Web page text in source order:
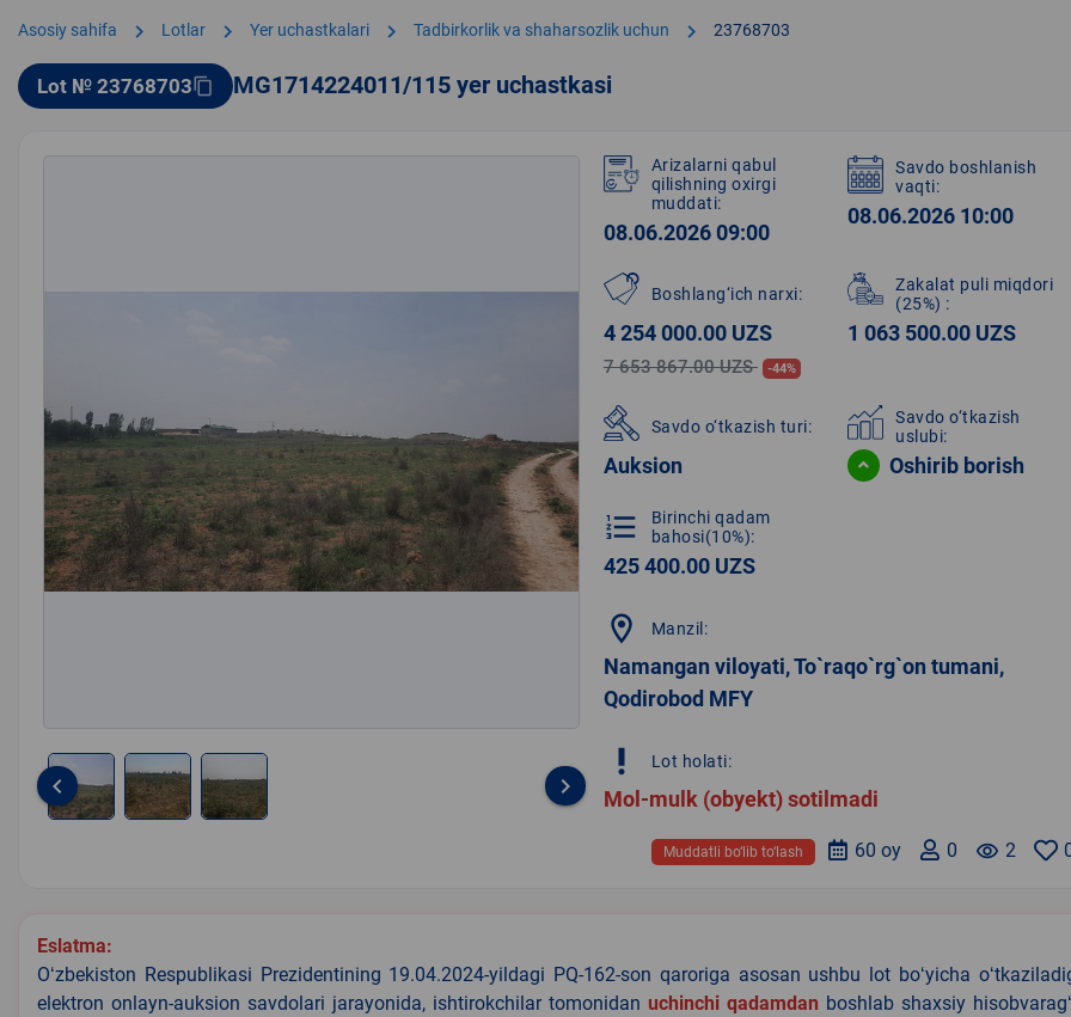
Asosiy sahifa chevron_right Lotlar chevron_right Yer uchastkalari chevron_right Tadbirkorlik va shaharsozlik uchun chevron_right 23768703
Lot № 23768703content_copy MG1714224011/115 yer uchastkasi
keyboard_arrow_left keyboard_arrow_right
Arizalarni qabul
qilishning oxirgi
muddati:
08.06.2026 09:00
Savdo boshlanish
vaqti:
08.06.2026 10:00
Boshlang‘ich narxi:
4 254 000.00 UZS
7 653 867.00 UZS -44%
Zakalat puli miqdori
(25%) :
1 063 500.00 UZS
Savdo o‘tkazish turi:
Auksion
Savdo o‘tkazish
uslubi:
Oshirib borish
format_list_numbered
Birinchi qadam
bahosi(10%):
425 400.00 UZS
location_on Manzil:
Namangan viloyati, To`raqo`rg`on tumani,
Qodirobod MFY
priority_high Lot holati:
Mol-mulk (obyekt) sotilmadi
remove_red_eye 2
0
60 oy
Muddatli bo‘lib to‘lash
Eslatma:
Oʻzbekiston Respublikasi Prezidentining 19.04.2024-yildagi PQ-162-son qaroriga asosan ushbu lot boʻyicha
elektron onlayn-auksion savdolari jarayonida, ishtirokchilar tomonidan uchinchi qadamdan boshlab shaxsiy